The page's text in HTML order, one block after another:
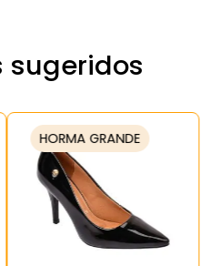
sugeridos
HORMA GRANDE